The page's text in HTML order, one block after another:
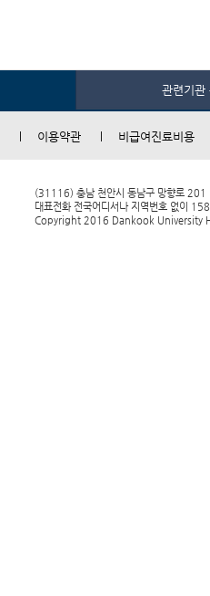
관련기관
이용약관 비급여진료비용
(31116) 충남 천안시 동남구 망향로 201
대표전화 전국어디서나 지역번호 없이
Copyright 2016 Dankook University